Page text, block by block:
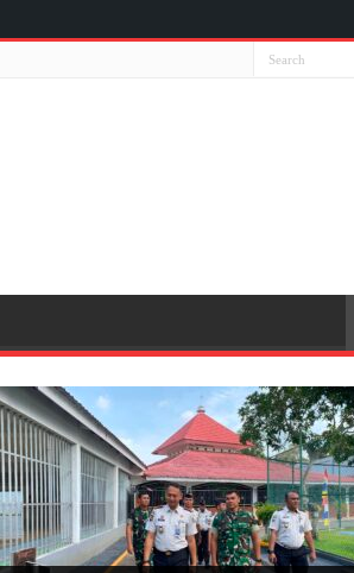
Gubernur Al Haris: Lomba Cerdas Cermat Sarana
Gubernur Al Haris Dorong Koperasi Merah Putih
Sosok Fenomenal yang Menggetarkan